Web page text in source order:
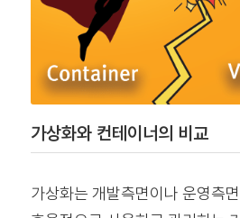
가상화와 컨테이너의 비교
가상화는 개발측면이나 운영측